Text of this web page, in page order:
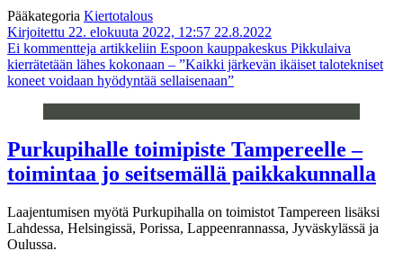
Pääkategoria Kiertotalous
Kirjoitettu 22. elokuuta 2022, 12:57 22.8.2022
Ei kommentteja artikkeliin Espoon kauppakeskus Pikkulaiva
kierrätetään lähes kokonaan – ”Kaikki järkevän ikäiset talotekniset
koneet voidaan hyödyntää sellaisenaan”
Purkupihalle toimipiste Tampereelle –
toimintaa jo seitsemällä paikkakunnalla
Laajentumisen myötä Purkupihalla on toimistot Tampereen lisäksi
Lahdessa, Helsingissä, Porissa, Lappeenrannassa, Jyväskylässä ja
Oulussa.